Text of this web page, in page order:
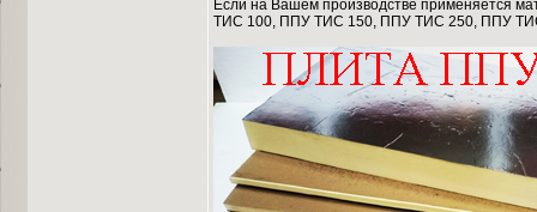
Если на Вашем производстве применяется
ТИС 100, ППУ ТИС 150, ППУ ТИС 250, ППУ